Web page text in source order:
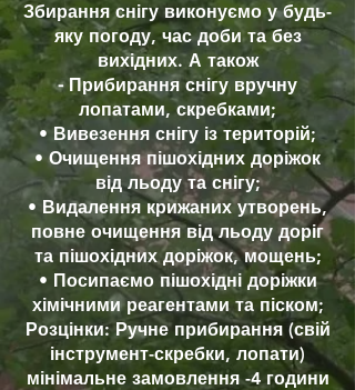
Збирання снігу виконуємо у будь-
яку погоду, час доби та без
вихідних. А також
⁃ Прибирання снігу вручну
лопатами, скребками;
• Вивезення снігу із територій;
• Очищення пішохідних доріжок
від льоду та снігу;
• Видалення крижаних утворень,
повне очищення від льоду доріг
та пішохідних доріжок, мощень;
• Посипаємо пішохідні доріжки
хімічними реагентами та піском;
Розцінки: Ручне прибирання (свій
інструмент-скребки, лопати)
мінімальне замовлення -4 години